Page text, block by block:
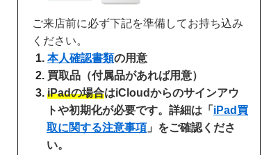
ご来店前に必ず下記を準備してお持ち込み
ください。
本人確認書類の用意
買取品（付属品があれば用意）
iPadの場合はiCloudからのサインアウ
トや初期化が必要です。詳細は「 iPad買
取に関する注意事項 」をご確認くださ
い。